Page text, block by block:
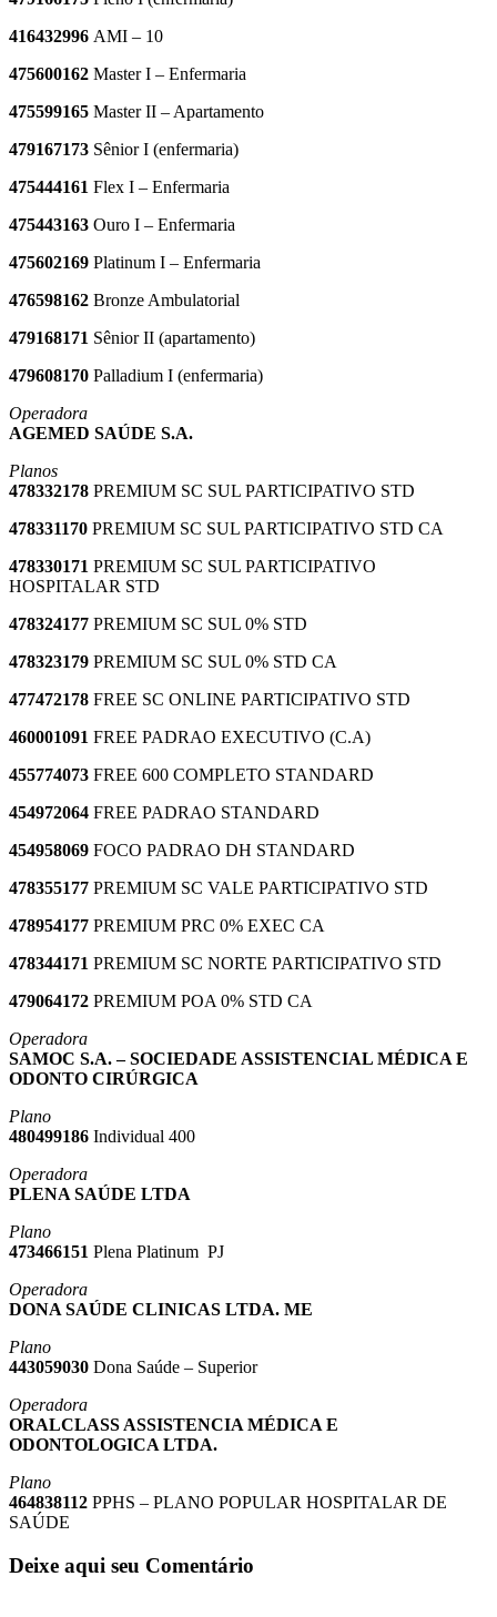
416432996 AMI – 10
475600162 Master I – Enfermaria
475599165 Master II – Apartamento
479167173 Sênior I (enfermaria)
475444161 Flex I – Enfermaria
475443163 Ouro I – Enfermaria
475602169 Platinum I – Enfermaria
476598162 Bronze Ambulatorial
479168171 Sênior II (apartamento)
479608170 Palladium I (enfermaria)
Operadora
AGEMED SAÚDE S.A.
Planos
478332178 PREMIUM SC SUL PARTICIPATIVO STD
478331170 PREMIUM SC SUL PARTICIPATIVO STD CA
478330171 PREMIUM SC SUL PARTICIPATIVO
HOSPITALAR STD
478324177 PREMIUM SC SUL 0% STD
478323179 PREMIUM SC SUL 0% STD CA
477472178 FREE SC ONLINE PARTICIPATIVO STD
460001091 FREE PADRAO EXECUTIVO (C.A)
455774073 FREE 600 COMPLETO STANDARD
454972064 FREE PADRAO STANDARD
454958069 FOCO PADRAO DH STANDARD
478355177 PREMIUM SC VALE PARTICIPATIVO STD
478954177 PREMIUM PRC 0% EXEC CA
478344171 PREMIUM SC NORTE PARTICIPATIVO STD
479064172 PREMIUM POA 0% STD CA
Operadora
SAMOC S.A. – SOCIEDADE ASSISTENCIAL MÉDICA E
ODONTO CIRÚRGICA
Plano
480499186 Individual 400
Operadora
PLENA SAÚDE LTDA
Plano
473466151 Plena Platinum PJ
Operadora
DONA SAÚDE CLINICAS LTDA. ME
Plano
443059030 Dona Saúde – Superior
Operadora
ORALCLASS ASSISTENCIA MÉDICA E
ODONTOLOGICA LTDA.
Plano
464838112 PPHS – PLANO POPULAR HOSPITALAR DE
SAÚDE
Deixe aqui seu Comentário